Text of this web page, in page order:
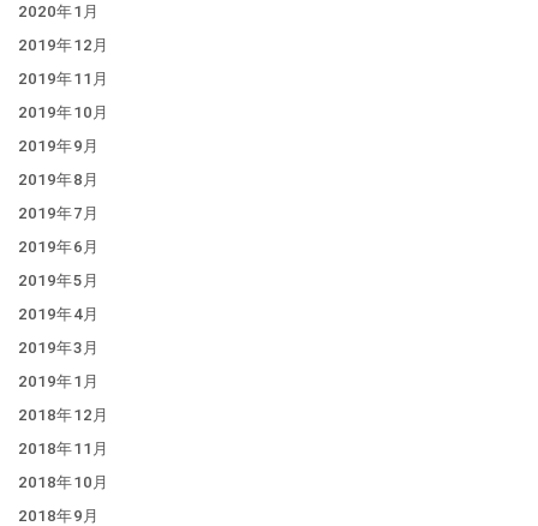
2020年1月
2019年12月
2019年11月
2019年10月
2019年9月
2019年8月
2019年7月
2019年6月
2019年5月
2019年4月
2019年3月
2019年1月
2018年12月
2018年11月
2018年10月
2018年9月